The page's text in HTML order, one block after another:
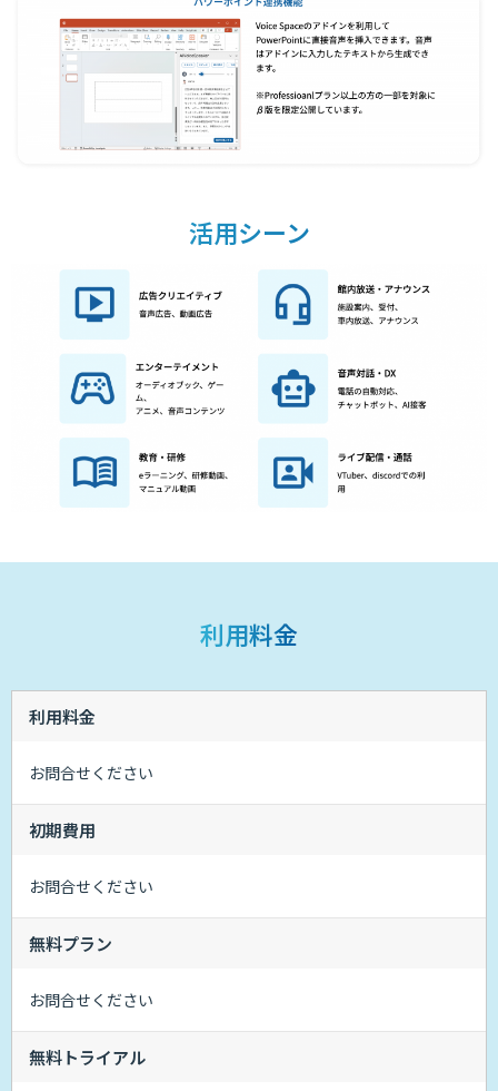
活用シーン
利用料金
利用料金
お問合せください
初期費用
お問合せください
無料プラン
お問合せください
無料トライアル